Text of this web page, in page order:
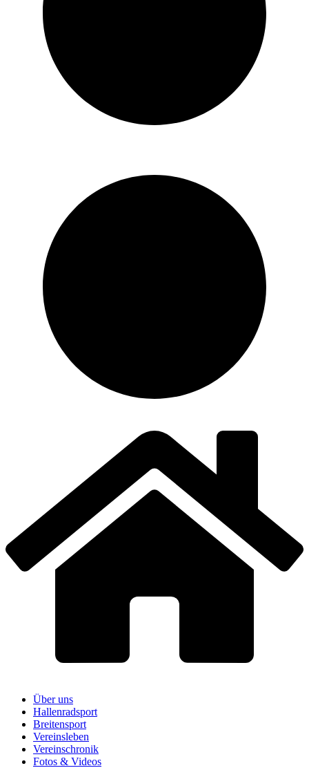
Über uns
Hallenradsport
Breitensport
Vereinsleben
Vereinschronik
Fotos & Videos